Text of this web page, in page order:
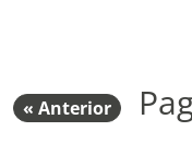
« Anterior